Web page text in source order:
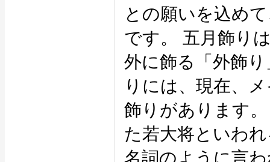
との願いを込め
です。 五月飾り
外に飾る「外飾
りには、現在、
飾りがあります
た若大将といわ
名詞のように言